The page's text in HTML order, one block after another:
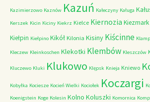
Kazimierzowo Kaznów Kazuń Kałeczyny Kaługa
Kerszek Kicin Kiciny Kiekrz Kielce Kiernozia Kiezmark
Kiełpin Kiełpino Kikół Kilonia Kisiny Kiścinne
Kleczew Kleinkoschen Klekotki Klembów Kleszczów
Kluczewo Kluki Klukowo Klępsk Knieja Kniewo
Kobyłka Kociesze Kocień Wielki Kociołek Koczargi
Koenigstein Koge Kolesin Kolno Koluszki Komornica